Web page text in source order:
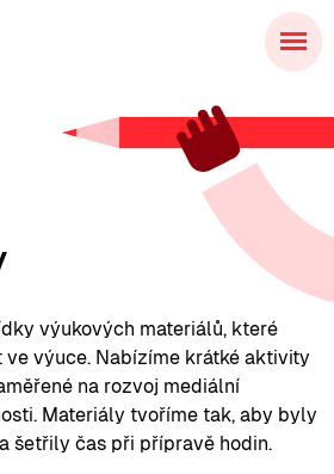
výukových materiálů, které
výuce. Nabízíme krátké aktivity
na rozvoj mediální
Materiály tvoříme tak, aby byly
šetřily čas při přípravě hodin.